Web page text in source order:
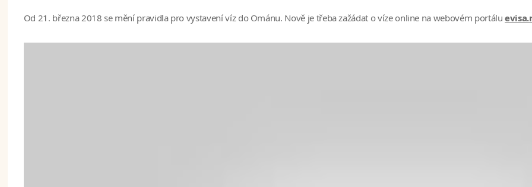
Od 21. března 2018 se mění pravidla pro vystavení víz do Ománu. Nově je třeba zažádat o víze online na webovém portálu